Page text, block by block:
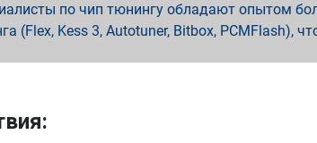
по чип тюнингу обладают опытом
(Flex, Kess 3, Autotuner, Bitbox, PCMFlash),